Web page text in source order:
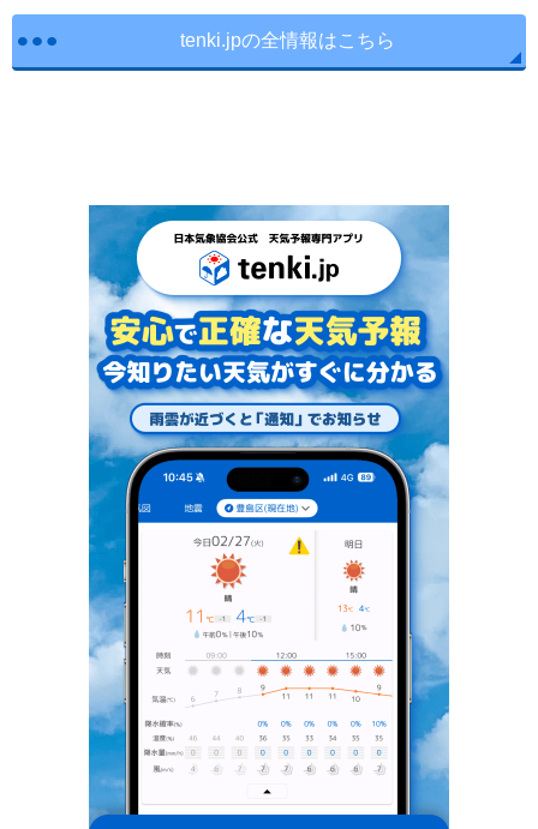
tenki.jpの全情報はこちら